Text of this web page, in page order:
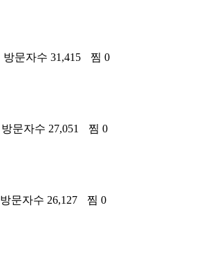
방문자수 31,415
찜 0
방문자수 27,051
찜 0
방문자수 26,127
찜 0